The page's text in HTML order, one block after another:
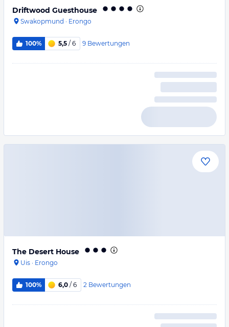
Driftwood Guesthouse
Swakopmund · Erongo
100% 5,5 / 6 9 Bewertungen
The Desert House
Uis · Erongo
100% 6,0 / 6 2 Bewertungen